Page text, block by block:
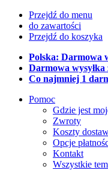
Przejdź do menu
do zawartości
Przejdź do koszyka
Polska: Darmowa
Darmowa
Co najmniej 1
Pomoc
Gdzie jest
Zwroty
Koszty
Opcje
Kontakt
Wszystkie